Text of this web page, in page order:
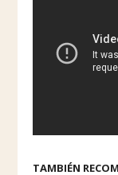
TAMBIÉN